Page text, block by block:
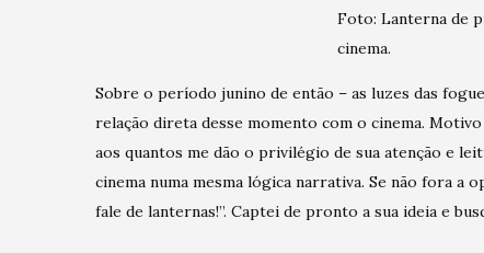
Foto: Lanterna de
cinema.
Sobre o período junino de então – as luzes das
relação direta desse momento com o cinema.
aos quantos me dão o privilégio de sua atenção e
cinema numa mesma lógica narrativa. Se não fora a
fale de lanternas!”. Captei de pronto a sua ideia e